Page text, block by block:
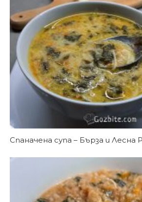
Спаначена супа – Бърза и Лесна